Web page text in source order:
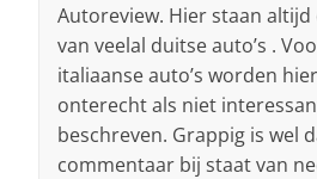
Autoreview. Hier staan
van veelal duitse auto’s .
italiaanse auto’s worden
onterecht als niet
beschreven. Grappig is wel
commentaar bij staat van